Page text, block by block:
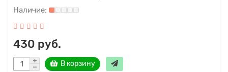
430 руб.
В корзину